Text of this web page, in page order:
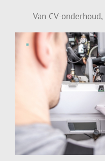
Van CV-